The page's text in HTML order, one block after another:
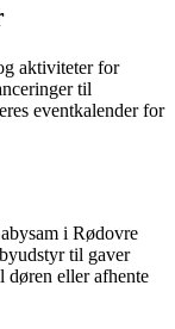
aktiviteter for
til
eventkalender for
i Rødovre
til gaver
døren eller afhente